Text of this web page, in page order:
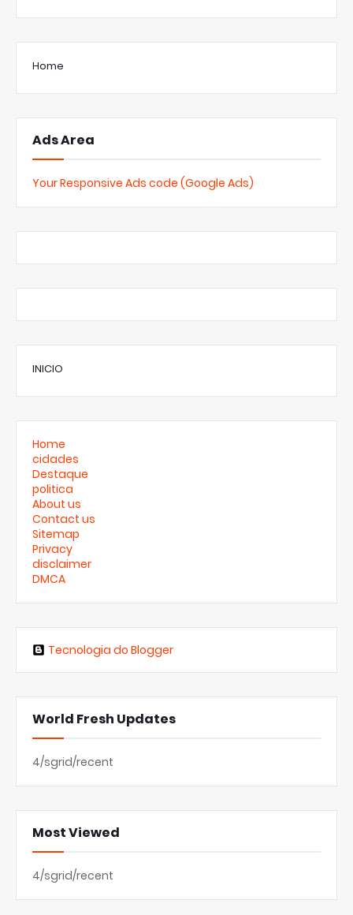
Home
Ads Area
Your Responsive Ads code (Google Ads)
INICIO
Home
cidades
Destaque
politica
About us
Contact us
Sitemap
Privacy
disclaimer
DMCA
Tecnologia do Blogger
World Fresh Updates
4/sgrid/recent
Most Viewed
4/sgrid/recent